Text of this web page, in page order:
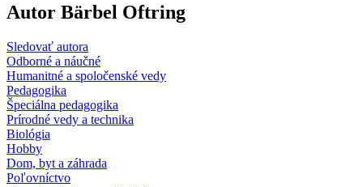
Autor Bärbel Oftring
Sledovať autora
Odborné a náučné
Humanitné a spoločenské vedy
Pedagogika
Špeciálna pedagogika
Prírodné vedy a technika
Biológia
Hobby
Dom, byt a záhrada
Poľovníctvo